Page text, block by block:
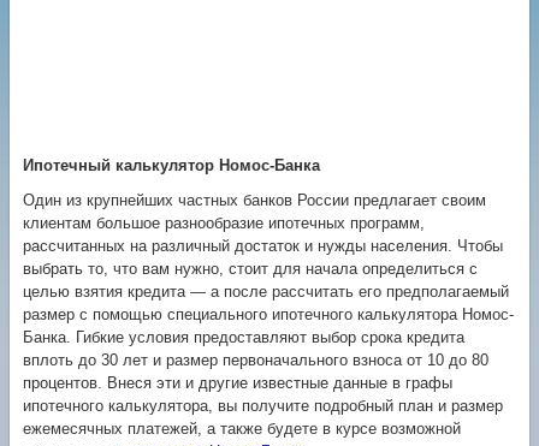
Ипотечный калькулятор Номос-Банка
Один из крупнейших частных банков России предлагает своим
клиентам большое разнообразие ипотечных программ,
рассчитанных на различный достаток и нужды населения. Чтобы
выбрать то, что вам нужно, стоит для начала определиться с
целью взятия кредита — а после рассчитать его предполагаемый
размер с помощью специального ипотечного калькулятора Номос-
Банка. Гибкие условия предоставляют выбор срока кредита
вплоть до 30 лет и размер первоначального взноса от 10 до 80
процентов. Внеся эти и другие известные данные в графы
ипотечного калькулятора, вы получите подробный план и размер
ежемесячных платежей, а также будете в курсе возможной